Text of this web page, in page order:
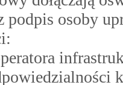
podpis osoby